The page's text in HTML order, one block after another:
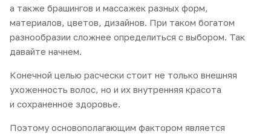
а также брашингов и массажек разных форм,
материалов, цветов, дизайнов. При таком богатом
разнообразии сложнее определиться с выбором. Так
давайте начнем.
Конечной целью расчески стоит не только внешняя
ухоженность волос, но и их внутренняя красота
и сохраненное здоровье.
Поэтому основополагающим фактором является